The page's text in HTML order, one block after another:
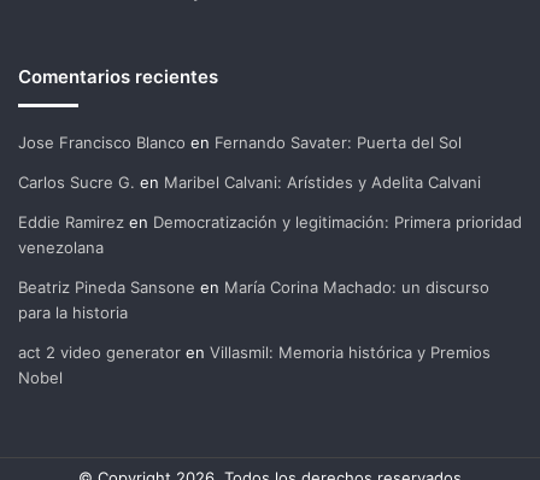
Comentarios recientes
Jose Francisco Blanco en Fernando Savater: Puerta del Sol
Carlos Sucre G. en Maribel Calvani: Arístides y Adelita Calvani
Eddie Ramirez en Democratización y legitimación: Primera prioridad
venezolana
Beatriz Pineda Sansone en María Corina Machado: un discurso
para la historia
act 2 video generator en Villasmil: Memoria histórica y Premios
Nobel